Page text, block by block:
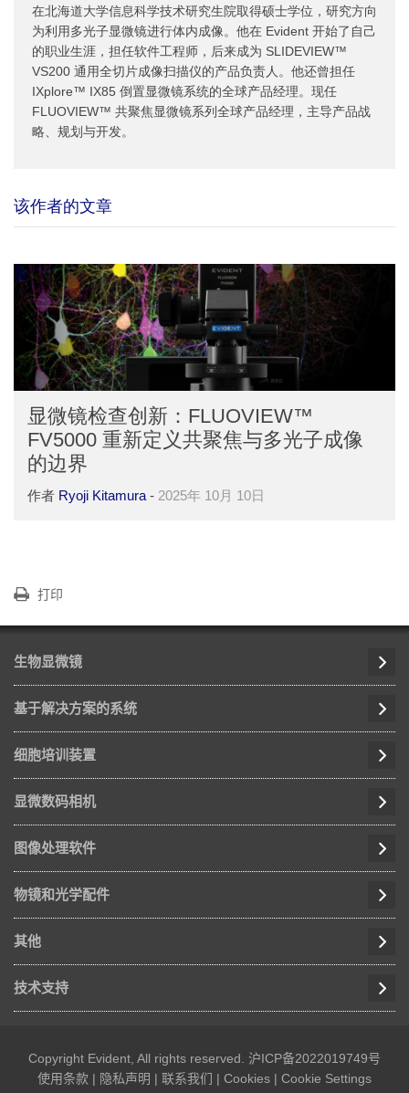
在北海道大学信息科学技术研究生院取得硕士学位，研究方向
为利用多光子显微镜进行体内成像。他在 Evident 开始了自己
的职业生涯，担任软件工程师，后来成为 SLIDEVIEW™
VS200 通用全切片成像扫描仪的产品负责人。他还曾担任
IXplore™ IX85 倒置显微镜系统的全球产品经理。现任
FLUOVIEW™ 共聚焦显微镜系列全球产品经理，主导产品战
略、规划与开发。
该作者的文章
显微镜检查创新：FLUOVIEW™
FV5000 重新定义共聚焦与多光子成像
的边界
作者 Ryoji Kitamura - 2025年 10月 10日
打印
生物显微镜
基于解决方案的系统
细胞培训装置
显微数码相机
图像处理软件
物镜和光学配件
其他
技术支持
Copyright Evident, All rights reserved. 沪ICP备2022019749号
使用条款 | 隐私声明 | 联系我们 | Cookies | Cookie Settings